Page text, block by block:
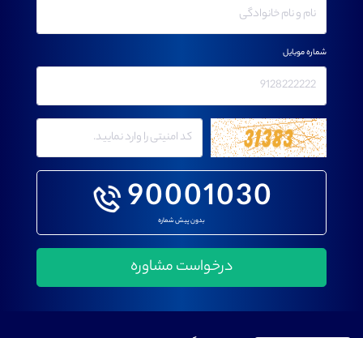
90001030
بدون پیش شماره
شماره موبایل